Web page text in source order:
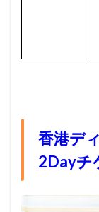
香港デ
2Dayチ